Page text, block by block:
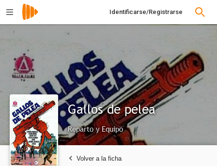
Identificarse/Registrarse
Gallos de pelea
Reparto y Equipo
Volver a la ficha